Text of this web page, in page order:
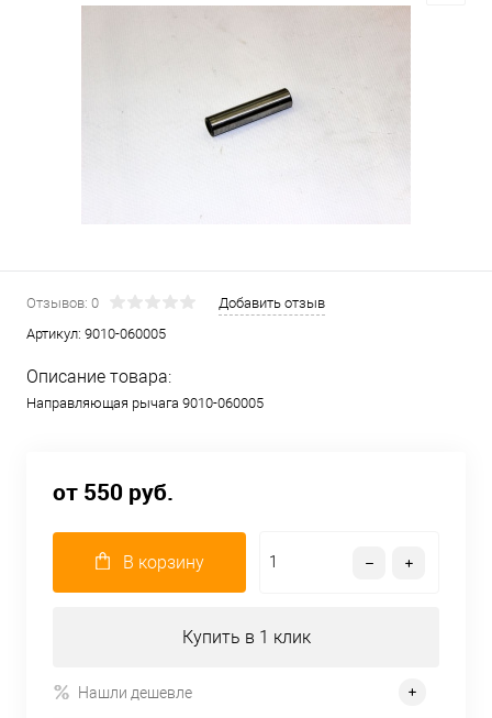
Отзывов: 0
Добавить отзыв
Артикул: 9010-060005
Описание товара:
Направляющая рычага 9010-060005
от 550 руб.
В корзину
Купить в 1 клик
Нашли дешевле